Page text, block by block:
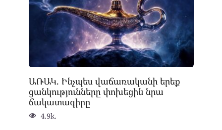
ԱՌԱԿ. Ինչպես վաճառականի երեք
ցանկությունները փոխեցին նրա
ճակատագիրը
4.9k.